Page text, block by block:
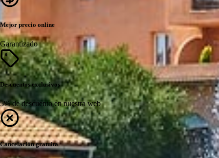
Mejor precio online
Garantizado
Descuentos exclusivos
5% de descuento en nuestra web
Cancelación gratuita